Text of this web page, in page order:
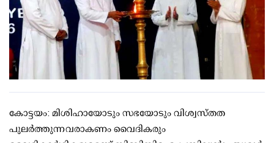
കോട്ടയം: മിശിഹായോടും സഭയോടും വിശ്വസ്തത
പുലര്‍ത്തുന്നവരാകണം വൈദികരും